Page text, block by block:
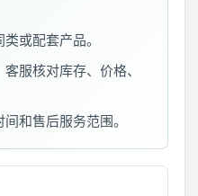
或配套产品。
服核对库存、价格、
和售后服务范围。